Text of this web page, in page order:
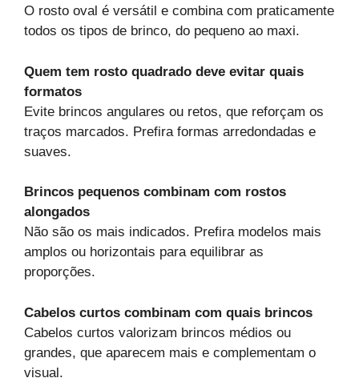
O rosto oval é versátil e combina com praticamente
todos os tipos de brinco, do pequeno ao maxi.
Quem tem rosto quadrado deve evitar quais
formatos
Evite brincos angulares ou retos, que reforçam os
traços marcados. Prefira formas arredondadas e
suaves.
Brincos pequenos combinam com rostos
alongados
Não são os mais indicados. Prefira modelos mais
amplos ou horizontais para equilibrar as
proporções.
Cabelos curtos combinam com quais brincos
Cabelos curtos valorizam brincos médios ou
grandes, que aparecem mais e complementam o
visual.